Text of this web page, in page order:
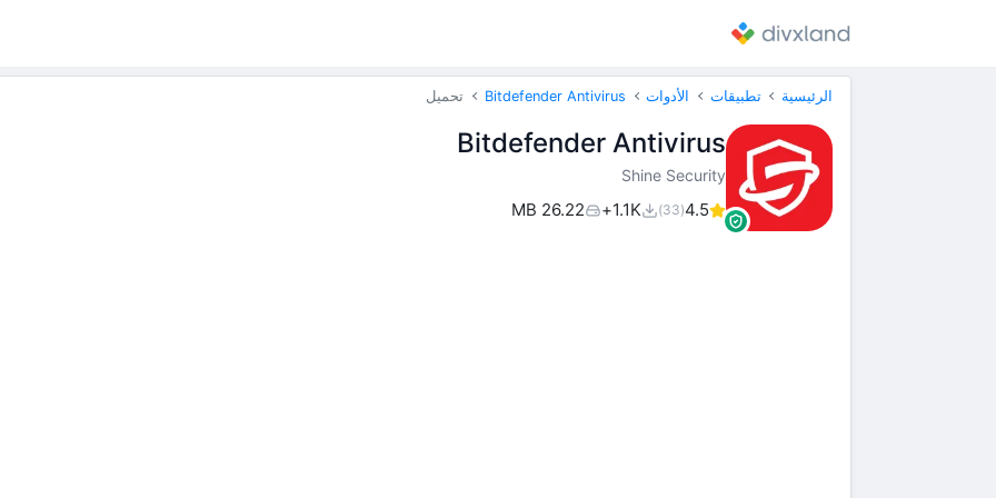
الرئيسية تطبيقات الأدوات Bitdefender Antivirus تحميل
Bitdefender Antivirus
Shine Security
4.5
(33)
1.1K+
26.22 MB